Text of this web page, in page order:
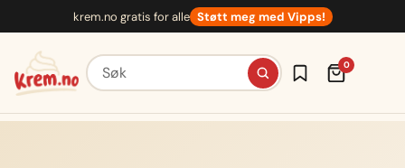
innhold
krem.no gratis for alle Støtt meg med Vipps!
Søk etter oppskrifter 0